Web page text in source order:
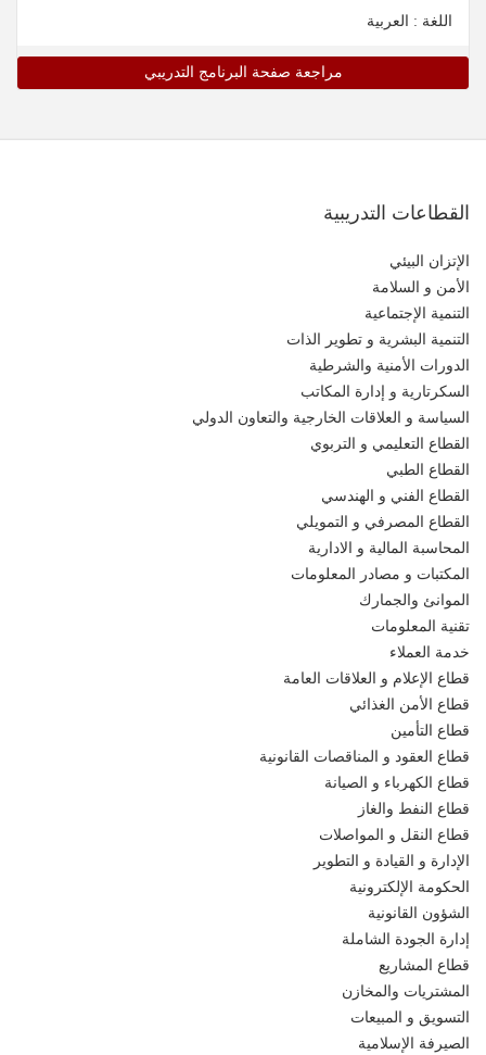
اللغة : العربية
مراجعة صفحة البرنامج التدريبي
القطاعات التدريبية
الإتزان البيئي
الأمن و السلامة
التنمية الإجتماعية
التنمية البشرية و تطوير الذات
الدورات الأمنية والشرطية
السكرتارية و إدارة المكاتب
السياسة و العلاقات الخارجية والتعاون الدولي
القطاع التعليمي و التربوي
القطاع الطبي
القطاع الفني و الهندسي
القطاع المصرفي و التمويلي
المحاسبة المالية و الادارية
المكتبات و مصادر المعلومات
الموانئ والجمارك
تقنية المعلومات
خدمة العملاء
قطاع الإعلام و العلاقات العامة
قطاع الأمن الغذائي
قطاع التأمين
قطاع العقود و المناقصات القانونية
قطاع الكهرباء و الصيانة
قطاع النفط والغاز
قطاع النقل و المواصلات
الإدارة و القيادة و التطوير
الحكومة الإلكترونية
الشؤون القانونية
إدارة الجودة الشاملة
قطاع المشاريع
المشتريات والمخازن
التسويق و المبيعات
الصيرفة الإسلامية